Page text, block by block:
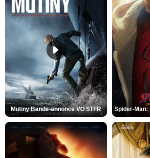
Mutiny Bande-annonce VO STFR